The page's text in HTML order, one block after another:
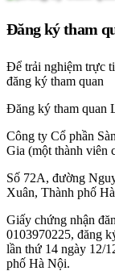
Đăng ký tham
Để trải nghiệm trực
đăng ký tham quan
Đăng ký tham quan
Công ty Cổ phần
Gia (một thành viên
Số 72A, đường
Xuân, Thành phố
Giấy chứng nhận
0103970225, đăng
lần thứ 14 ngày 12/
phố Hà Nội.